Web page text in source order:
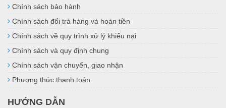
Chính sách bảo hành
Chính sách đổi trả hàng và hoàn tiền
Chính sách về quy trình xử lý khiếu nại
Chính sách và quy định chung
Chính sách vận chuyển, giao nhận
Phương thức thanh toán
HƯỚNG DẪN